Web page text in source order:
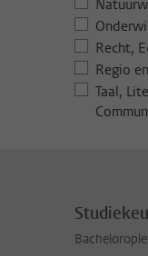
Recht,
Regio
Taal,